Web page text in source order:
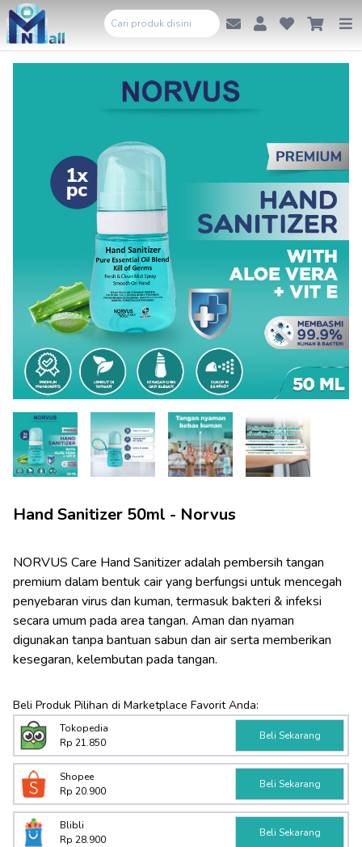
Hand Sanitizer 50ml - Norvus
NORVUS Care Hand Sanitizer adalah pembersih tangan
premium dalam bentuk cair yang berfungsi untuk mencegah
penyebaran virus dan kuman, termasuk bakteri & infeksi
secara umum pada area tangan. Aman dan nyaman
digunakan tanpa bantuan sabun dan air serta memberikan
kesegaran, kelembutan pada tangan.
Beli Produk Pilihan di Marketplace Favorit Anda:
Tokopedia
Rp 21.850
Beli Sekarang
Shopee
Rp 20.900
Beli Sekarang
Blibli
Rp 28.900
Beli Sekarang